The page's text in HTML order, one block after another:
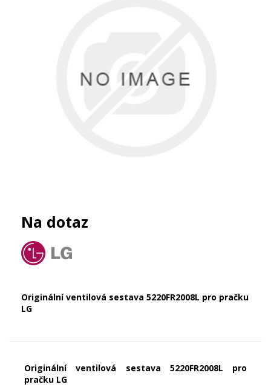
Na dotaz
Originální ventilová sestava 5220FR2008L pro pračku
LG
Originální ventilová sestava 5220FR2008L pro
pračku LG